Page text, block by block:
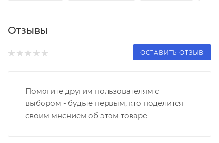
Отзывы
ОСТАВИТЬ ОТЗЫВ
Помогите другим пользователям с
выбором - будьте первым, кто поделится
своим мнением об этом товаре